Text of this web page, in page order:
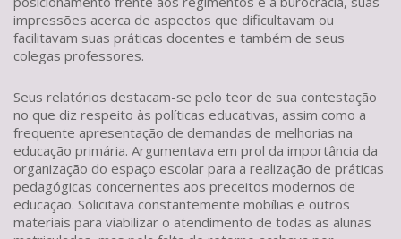
impressões acerca de aspectos que dificultavam ou
facilitavam suas práticas docentes e também de seus
colegas professores.
Seus relatórios destacam-se pelo teor de sua contestação
no que diz respeito às políticas educativas, assim como a
frequente apresentação de demandas de melhorias na
educação primária. Argumentava em prol da importância da
organização do espaço escolar para a realização de práticas
pedagógicas concernentes aos preceitos modernos de
educação. Solicitava constantemente mobílias e outros
materiais para viabilizar o atendimento de todas as alunas